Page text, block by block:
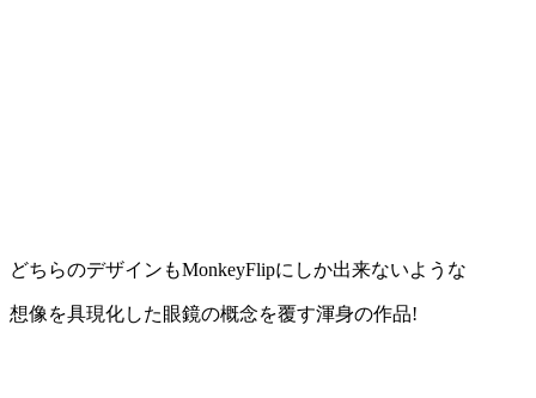
どちらのデザインもMonkeyFlipにしか出来ないような
想像を具現化した眼鏡の概念を覆す渾身の作品!